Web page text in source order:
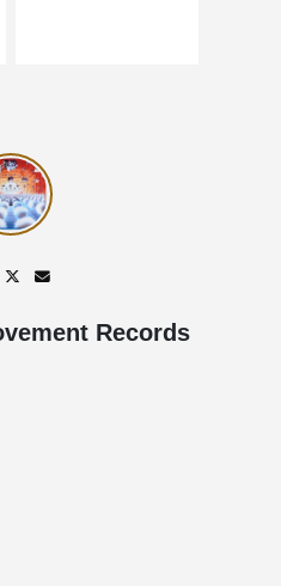
Records